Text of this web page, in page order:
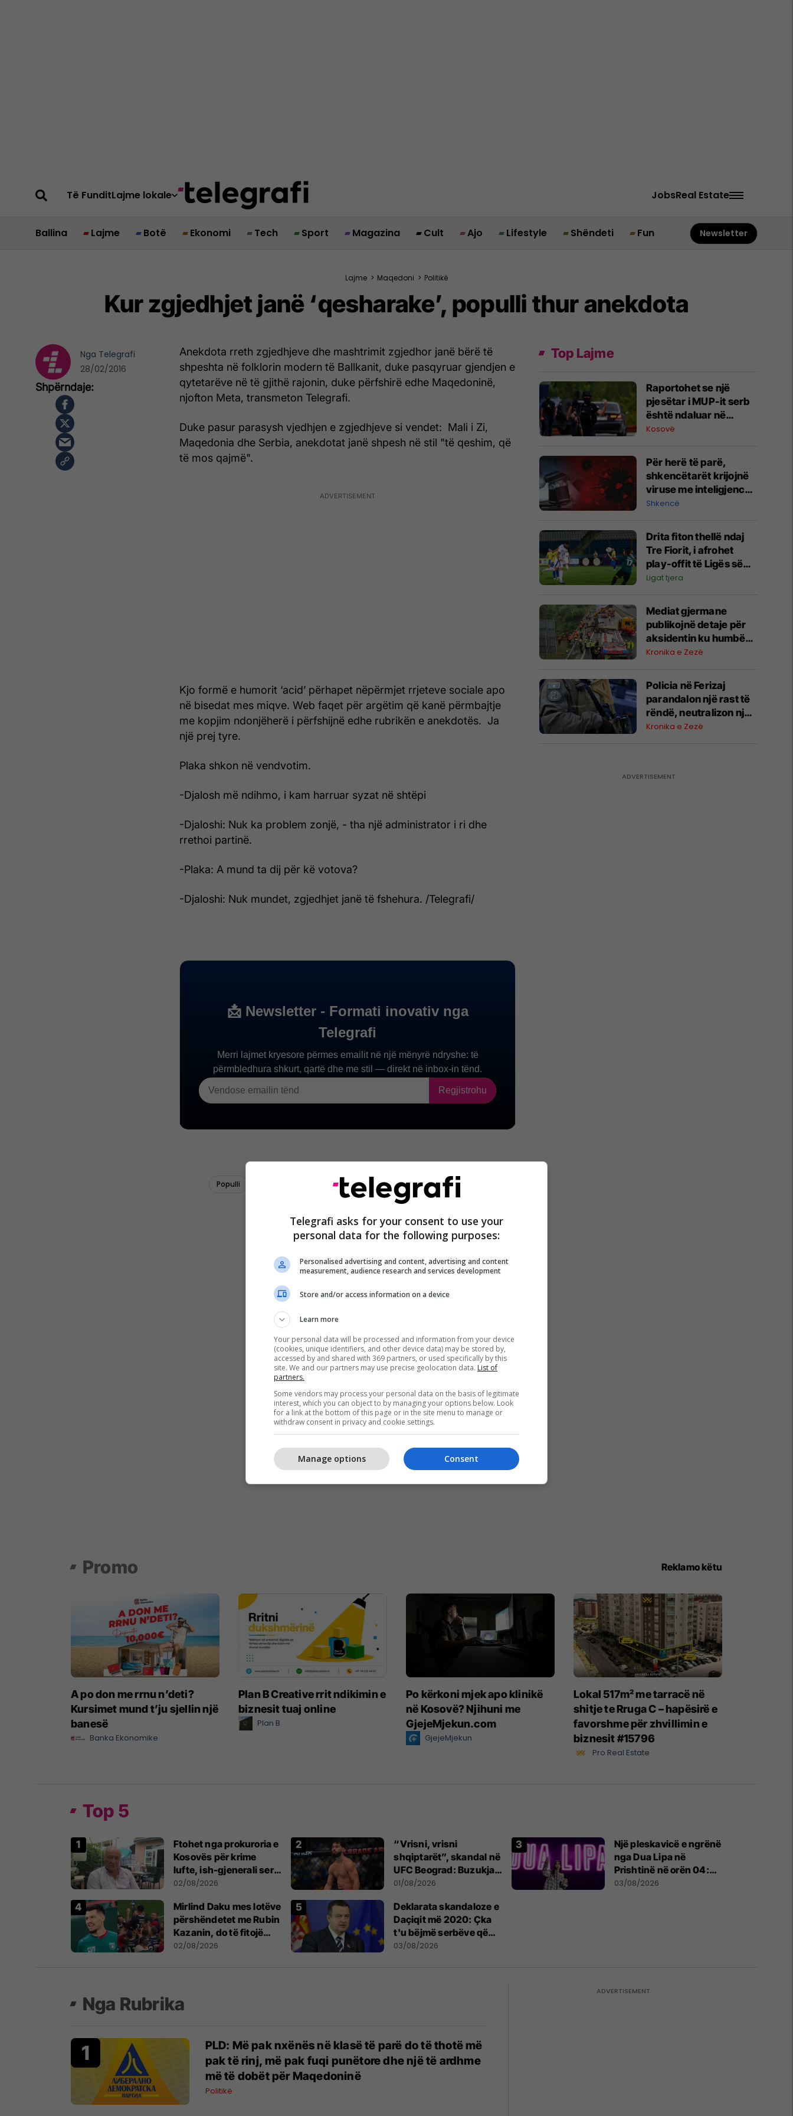
Të FunditLajme lokale JobsReal Estate
Ballina Lajme Botë Ekonomi Tech Sport Magazina Cult Ajo Lifestyle Shëndeti Fun Newsletter
Lajme > Maqedoni > Politikë
Kur zgjedhjet janë ‘qesharake’, populli thur anekdota
Anekdota rreth zgjedhjeve dhe mashtrimit zgjedhor janë bërë të
shpeshta në folklorin modern të Ballkanit, duke pasqyruar gjendjen e
qytetarëve në të gjithë rajonin, duke përfshirë edhe Maqedoninë,
njofton Meta, transmeton Telegrafi.
Duke pasur parasysh vjedhjen e zgjedhjeve si vendet: Mali i Zi,
Maqedonia dhe Serbia, anekdotat janë shpesh në stil "të qeshim, që
të mos qajmë".
Kjo formë e humorit ‘acid’ përhapet nëpërmjet rrjeteve sociale apo
në bisedat mes miqve. Web faqet për argëtim që kanë përmbajtje
me kopjim ndonjëherë i përfshijnë edhe rubrikën e anekdotës. Ja
një prej tyre.
Plaka shkon në vendvotim.
-Djalosh më ndihmo, i kam harruar syzat në shtëpi
-Djaloshi: Nuk ka problem zonjë, - tha një administrator i ri dhe
rrethoi partinë.
-Plaka: A mund ta dij për kë votova?
-Djaloshi: Nuk mundet, zgjedhjet janë të fshehura. /Telegrafi/
Nga Telegrafi
28/02/2016
Top Lajme
Raportohet se një
pjesëtar i MUP-it serb
është ndaluar në
Jarinë
Kosovë
Për herë të parë,
shkencëtarët krijojnë
viruse me inteligjencë
artificiale
Shkencë
Drita fiton thellë ndaj
Tre Fiorit, i afrohet
play-offit të Ligës së
Konferencës
Ligat tjera
Mediat gjermane
publikojnë detaje për
aksidentin ku humbën
jetën tre mërgimtarë
Ferizajt
Kronika e Zezë
Policia në Ferizaj
parandalon një rast të
rëndë, neutralizon një
31-vjeçar me armë
Kronika e Zezë
Telegrafi asks for your consent to use your
personal data for the following purposes:
Personalised advertising and content, advertising and content
measurement, audience research and services development
Store and/or access information on a device
Learn more
Your personal data will be processed and information from your device
(cookies, unique identifiers, and other device data) may be stored by,
accessed by and shared with 369 partners, or used specifically by this
site. We and our partners may use precise geolocation data. List of
partners.
Some vendors may process your personal data on the basis of legitimate
interest, which you can object to by managing your options below. Look
for a link at the bottom of this page or in the site menu to manage or
withdraw consent in privacy and cookie settings.
Consent
Manage options